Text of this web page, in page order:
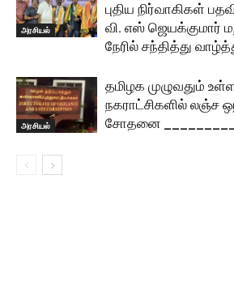
அரசியல்
புதிய நிர்வாகிகள்
வி. எஸ் ஜெயக்குமார்
நேரில் சந்தித்து
அரசியல்
தமிழக முழுவதும்
நகராட்சிகளில் லஞ்ச
சோதனை